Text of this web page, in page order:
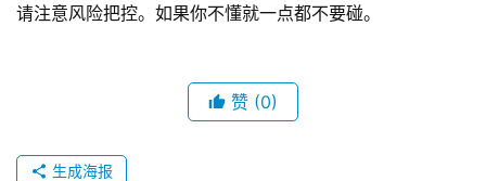
请注意风险把控。如果你不懂就一点都不要碰。
赞 (0)
生成海报